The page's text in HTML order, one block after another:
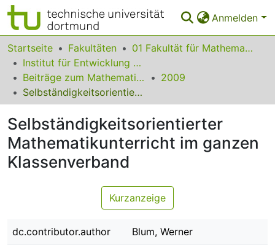
Anmelden
Bereiche & Sammlungen
Das gesamte Repositorium
Statistiken
FAQ
Leitlinien
Zurück zur Startseite
Startseite Fakultäten
01 Fakultät für Mathematik
Institut für Entwicklung und Erforschung des Mathematikunterrichts
Beiträge zum Mathematikunterricht
2009
Selbständigkeitsorientierter Mathematikunterricht im ganzen Klassenverband
Selbständigkeitsorientierter
Mathematikunterricht im ganzen
Klassenverband
Kurzanzeige
dc.contributor.author Blum, Werner